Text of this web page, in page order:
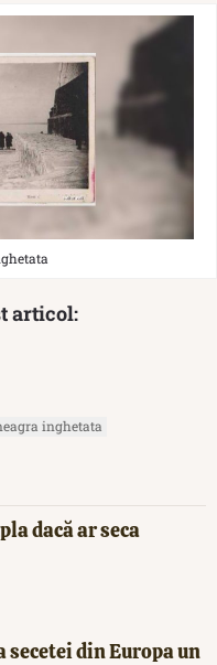
articol:
inghetata
dacă ar seca
secetei din Europa un